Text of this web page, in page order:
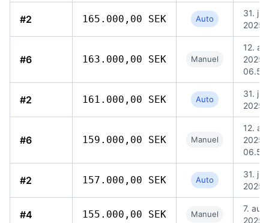
#2 165.000,00 SEK Auto
31. jul.
2025,
#6 163.000,00 SEK Manuel
12.
2025,
06.59
#2 161.000,00 SEK Auto
31. jul.
2025,
#6 159.000,00 SEK Manuel
12.
2025,
06.59
#2 157.000,00 SEK Auto
31. jul.
2025,
#4 155.000,00 SEK Manuel
7. aug.
2025,